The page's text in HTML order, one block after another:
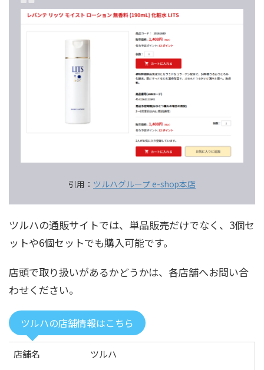
引用： ツルハグループ e-shop本店
ツルハの通販サイトでは、単品販売だけでなく、3個セ
ットや6個セットでも購入可能です。
店頭で取り扱いがあるかどうかは、各店舗へお問い合
わせください。
ツルハの店舗情報はこちら
店舗名
ツルハ